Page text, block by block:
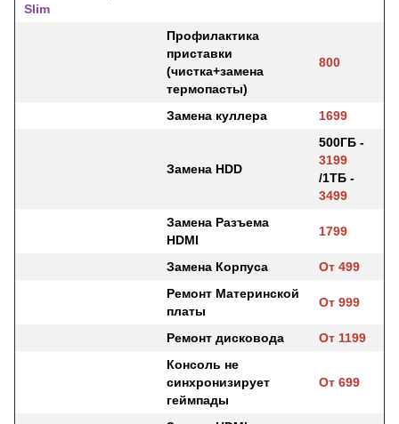
Slim
Профилактика
приставки
(чистка+замена
термопасты)
800
Замена куллера 1699
Замена HDD
500ГБ -
3199
/1ТБ -
3499
Замена Разъема
HDMI
1799
Замена Корпуса
От 499
Ремонт Материнской
платы
От 999
Ремонт дисковода
От 1199
Консоль не
синхронизирует
геймпады
От 699